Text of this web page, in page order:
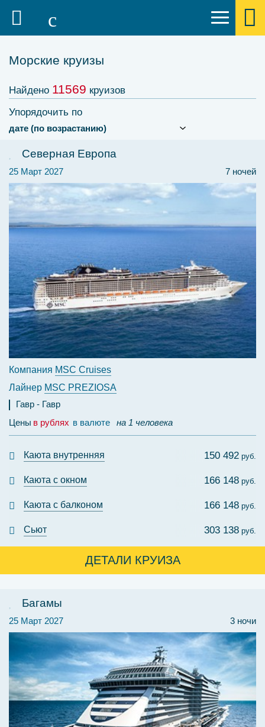
Морские круизы
Найдено 11569 круизов
Упорядочить по
Северная Европа
7 ночей
25 Март 2027
Компания MSC Cruises
Лайнер MSC PREZIOSA
Гавр
Гавр
Цены в рублях в валюте на 1 человека
Каюта внутренняя 150 492 руб.
Каюта с окном 166 148 руб.
Каюта с балконом 166 148 руб.
Сьют 303 138 руб.
ДЕТАЛИ КРУИЗА
Багамы
3 ночи
25 Март 2027